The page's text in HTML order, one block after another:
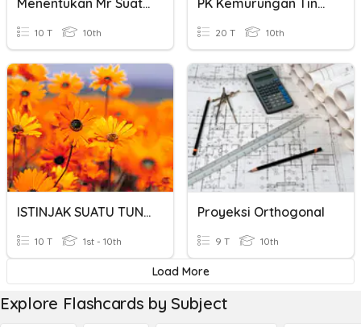
Menentukan Mr Suatu Molekul
10 T 10th
PK Kemurungan Ting4
20 T 10th
ISTINJAK SUATU TUNTUTAN
10 T 1st - 10th
Proyeksi Orthogonal
9 T 10th
Load More
Explore Flashcards by Subject